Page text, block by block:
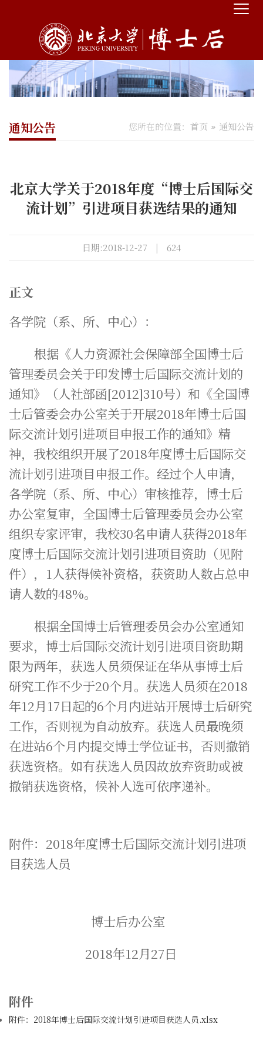
您所在的位置： 首页 通知公告
通知公告
北京大学关于2018年度“博士后国际交
流计划”引进项目获选结果的通知
日期:2018-12-27 | 624
正文
各学院（系、所、中心）：
根据《人力资源社会保障部全国博士后
管理委员会关于印发博士后国际交流计划的
通知》（人社部函[2012]310号）和《全国博
士后管委会办公室关于开展2018年博士后国
际交流计划引进项目申报工作的通知》精
神，我校组织开展了2018年度博士后国际交
流计划引进项目申报工作。经过个人申请，
各学院（系、所、中心）审核推荐，博士后
办公室复审，全国博士后管理委员会办公室
组织专家评审，我校30名申请人获得2018年
度博士后国际交流计划引进项目资助（见附
件），1人获得候补资格，获资助人数占总申
请人数的48%。
根据全国博士后管理委员会办公室通知
要求，博士后国际交流计划引进项目资助期
限为两年，获选人员须保证在华从事博士后
研究工作不少于20个月。获选人员须在2018
年12月17日起的6个月内进站开展博士后研究
工作，否则视为自动放弃。获选人员最晚须
在进站6个月内提交博士学位证书，否则撤销
获选资格。如有获选人员因故放弃资助或被
撤销获选资格，候补人选可依序递补。
附件：2018年度博士后国际交流计划引进项
目获选人员
博士后办公室
2018年12月27日
附件
附件：2018年博士后国际交流计划引进项目获选人员.xlsx